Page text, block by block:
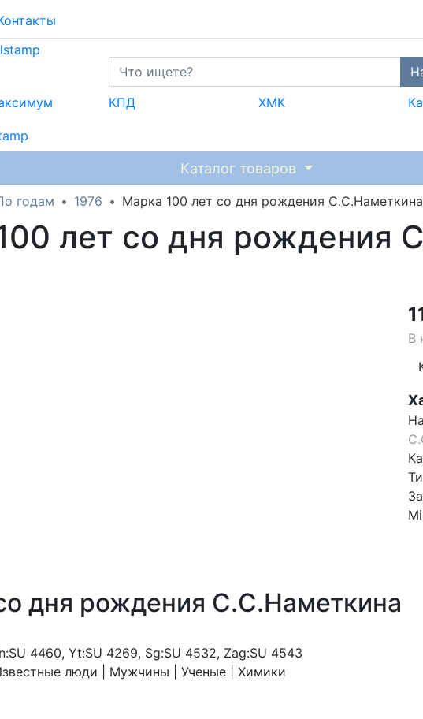
КПД ХМК
Каталог товаров
годам 1976 Марка 100 лет со дня рождения С.С.Наметкина
лет со дня рождения
В
дня рождения С.С.Наметкина
4460, Yt:SU 4269, Sg:SU 4532, Zag:SU 4543
люди | Мужчины | Ученые | Химики